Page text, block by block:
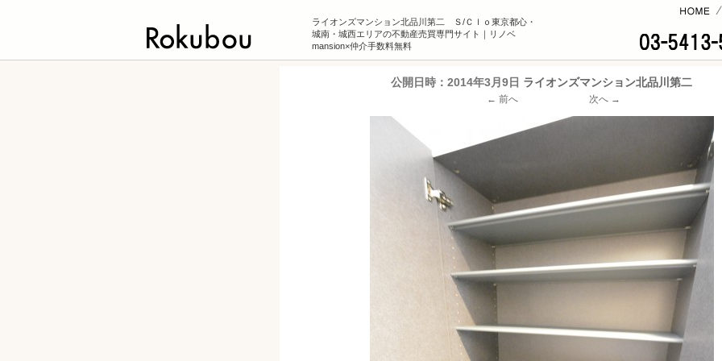
ライオンズマンション北品川第二 Ｓ/Ｃｌｏ東京都心・
城南・城西エリアの不動産売買専門サイト｜リノベ
mansion×仲介手数料無料
コンテンツ
公開日時： 2014年3月9日 ライオンズマンション北品川第二
← 前へ 次へ →